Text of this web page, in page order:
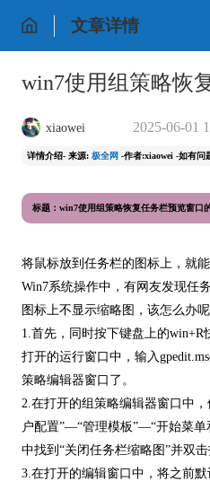
文章详情
win7使用组策略恢
xiaowei 2025-06-01
详情介绍- 来源: 极全网 -作者:xiaowei -如有问
标题：win7使用组策略恢复任务栏预览窗口
将鼠标放到任务栏的图标上，就
Win7系统操作中，有网友发现任
图标上不显示缩略图，该怎么办呢
1.首先，同时按下键盘上的
打开的运行窗口中，输入
策略编辑器窗口了。
2.在打开的组策略编辑器窗口中
户配置”—“管理模板”—“开始菜单
中找到“关闭任务栏缩略图”并双击
3.在打开的编辑窗口中，将之前